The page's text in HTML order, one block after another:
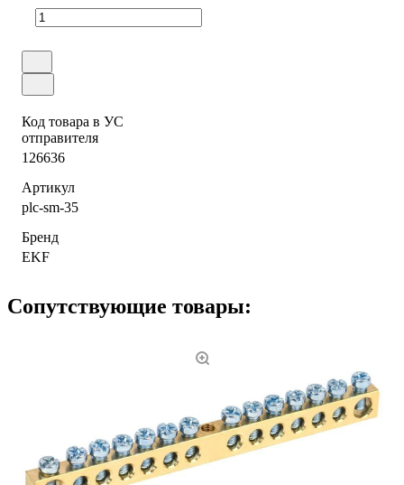
Код товара в УС
отправителя
126636
Артикул
plc-sm-35
Бренд
EKF
Сопутствующие товары: